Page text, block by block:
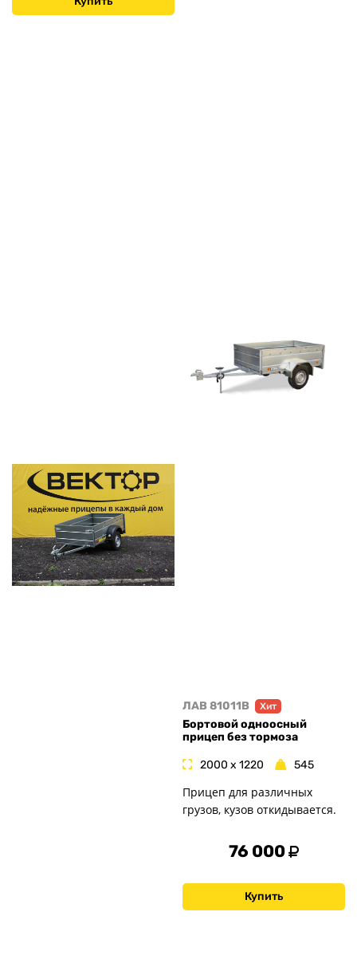
ЛАВ 81011B Хит
Бортовой одноосный
прицеп без тормоза
2000 x 1220 545
Прицеп для различных
грузов, кузов откидывается.
76 000
Купить